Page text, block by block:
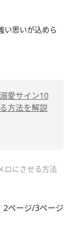
い思いが込めら
愛サイン10
方法を解説
ロにさせる方法
2ページ/3ページ